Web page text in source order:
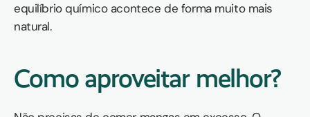
equilíbrio químico acontece de forma muito mais
natural.
Como aproveitar melhor?